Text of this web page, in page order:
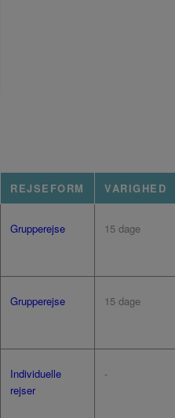
REJSEFORM VARIGHED
Grupperejse 15 dage
Grupperejse 15 dage
Individuelle
rejser
-